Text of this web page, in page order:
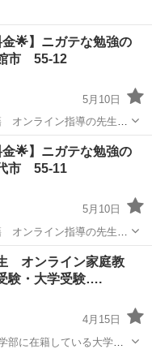
金🌟】ニガテな勉強の
市 55-12
5月10日
オンライン指導の先生も
ない」 「家庭教師に通わ
金🌟】ニガテな勉強の
市 55-11
5月10日
オンライン指導の先生も
ない」 「家庭教師に通わ
オンライン家庭教
験・大学受験….
4月15日
に在籍している大学生